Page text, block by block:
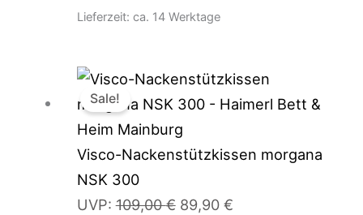
Lieferzeit: ca. 14 Werktage
Sale!
Visco-Nackenstützkissen morgana
NSK 300
UVP: 109,00€
Ursprünglicher
Preis
war:
109,00 €
89,90 €
Aktueller
Preis
89,90 €.